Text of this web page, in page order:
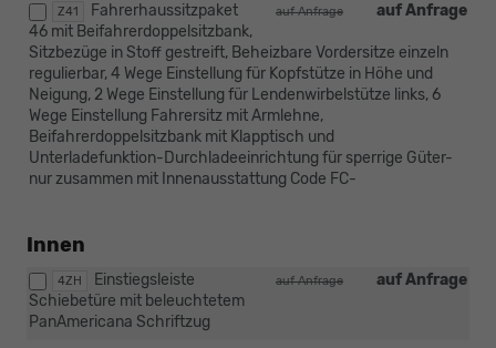
Z41 auf Anfrage
auf Anfrage
Fahrerhaussitzpaket
46 mit Beifahrerdoppelsitzbank,
Sitzbezüge in Stoff gestreift, Beheizbare Vordersitze einzeln
regulierbar, 4 Wege Einstellung für Kopfstütze in Höhe und
Neigung, 2 Wege Einstellung für Lendenwirbelstütze links, 6
Wege Einstellung Fahrersitz mit Armlehne,
Beifahrerdoppelsitzbank mit Klapptisch und
Unterladefunktion-Durchladeeinrichtung für sperrige Güter-
nur zusammen mit Innenausstattung Code FC-
Innen
4ZH auf Anfrage
auf Anfrage
Einstiegsleiste
Schiebetüre mit beleuchtetem
PanAmericana Schriftzug